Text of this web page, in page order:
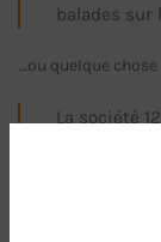
balades sur
…ou quelque
La société